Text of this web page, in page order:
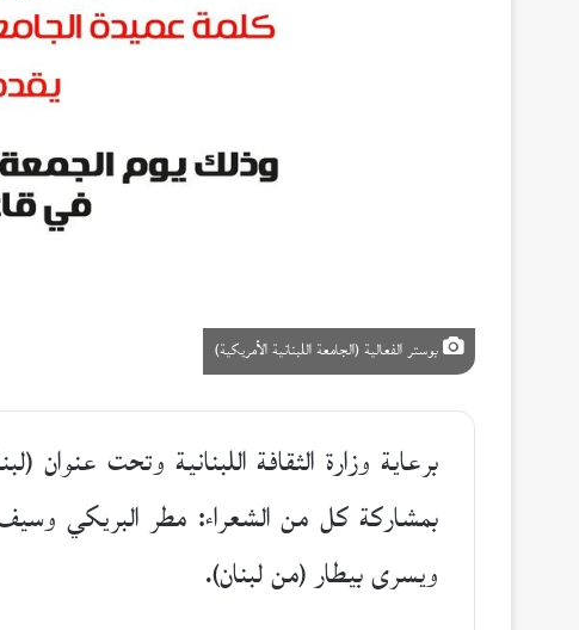
بوستر الفعالية (الجامعة اللبنانية الأمريكية)
بمشاركة كل من الشعراء: مطر البريكي
ويسرى بيطار (من لبنان).